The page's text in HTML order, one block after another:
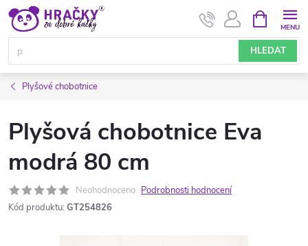
Přejít
obsah
HLEDAT
NÁKUPNÍ
KOŠÍK
Plyšové chobotnice
Plyšová chobotnice Eva
modrá 80 cm
Neohodnoceno Podrobnosti hodnocení
Kód produktu: GT254826